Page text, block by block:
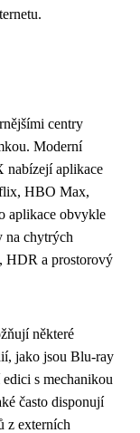
centry
Moderní
nabízejí aplikace
HBO Max,
aplikace obvykle
na chytrých
HDR a prostorový
některé
jako jsou Blu-ray
s mechanikou
často disponují
z externích